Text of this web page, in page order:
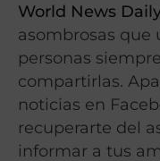
World News
asombrosas que
personas
compartirlas.
noticias en
recuperarte del
informar a tus